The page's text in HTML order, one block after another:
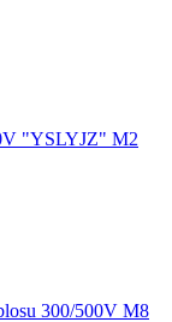
"YSLYJZ" M2
300/500V M8